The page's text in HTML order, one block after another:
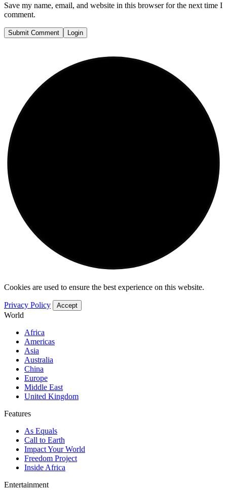
Save my name, email, and website in this browser for the next time I
comment.
Submit Comment Login
Cookies are used to ensure the best experience on this website.
Privacy Policy Accept
World
Africa
Americas
Asia
Australia
China
Europe
Middle East
United Kingdom
Features
As Equals
Call to Earth
Impact Your World
Freedom Project
Inside Africa
Entertainment